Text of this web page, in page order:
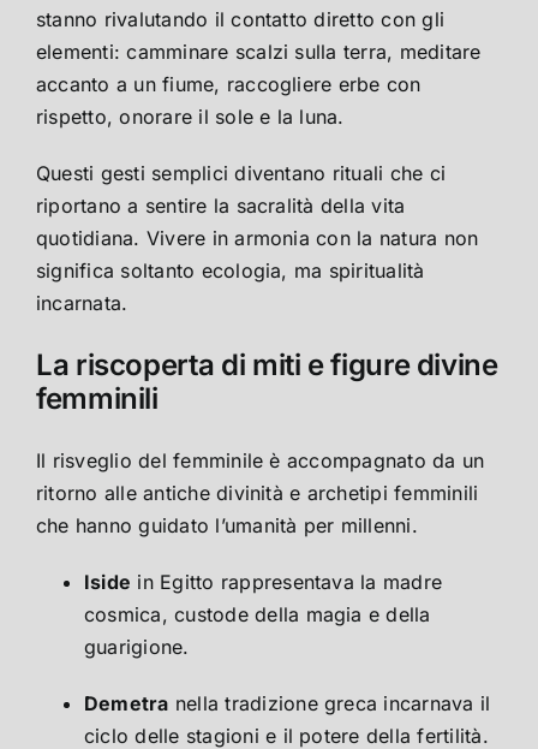
stanno rivalutando il contatto diretto con gli
elementi: camminare scalzi sulla terra, meditare
accanto a un fiume, raccogliere erbe con
rispetto, onorare il sole e la luna.
Questi gesti semplici diventano rituali che ci
riportano a sentire la sacralità della vita
quotidiana. Vivere in armonia con la natura non
significa soltanto ecologia, ma spiritualità
incarnata.
La riscoperta di miti e figure divine
femminili
Il risveglio del femminile è accompagnato da un
ritorno alle antiche divinità e archetipi femminili
che hanno guidato l’umanità per millenni.
Iside in Egitto rappresentava la madre
cosmica, custode della magia e della
guarigione.
Demetra nella tradizione greca incarnava il
ciclo delle stagioni e il potere della fertilità.